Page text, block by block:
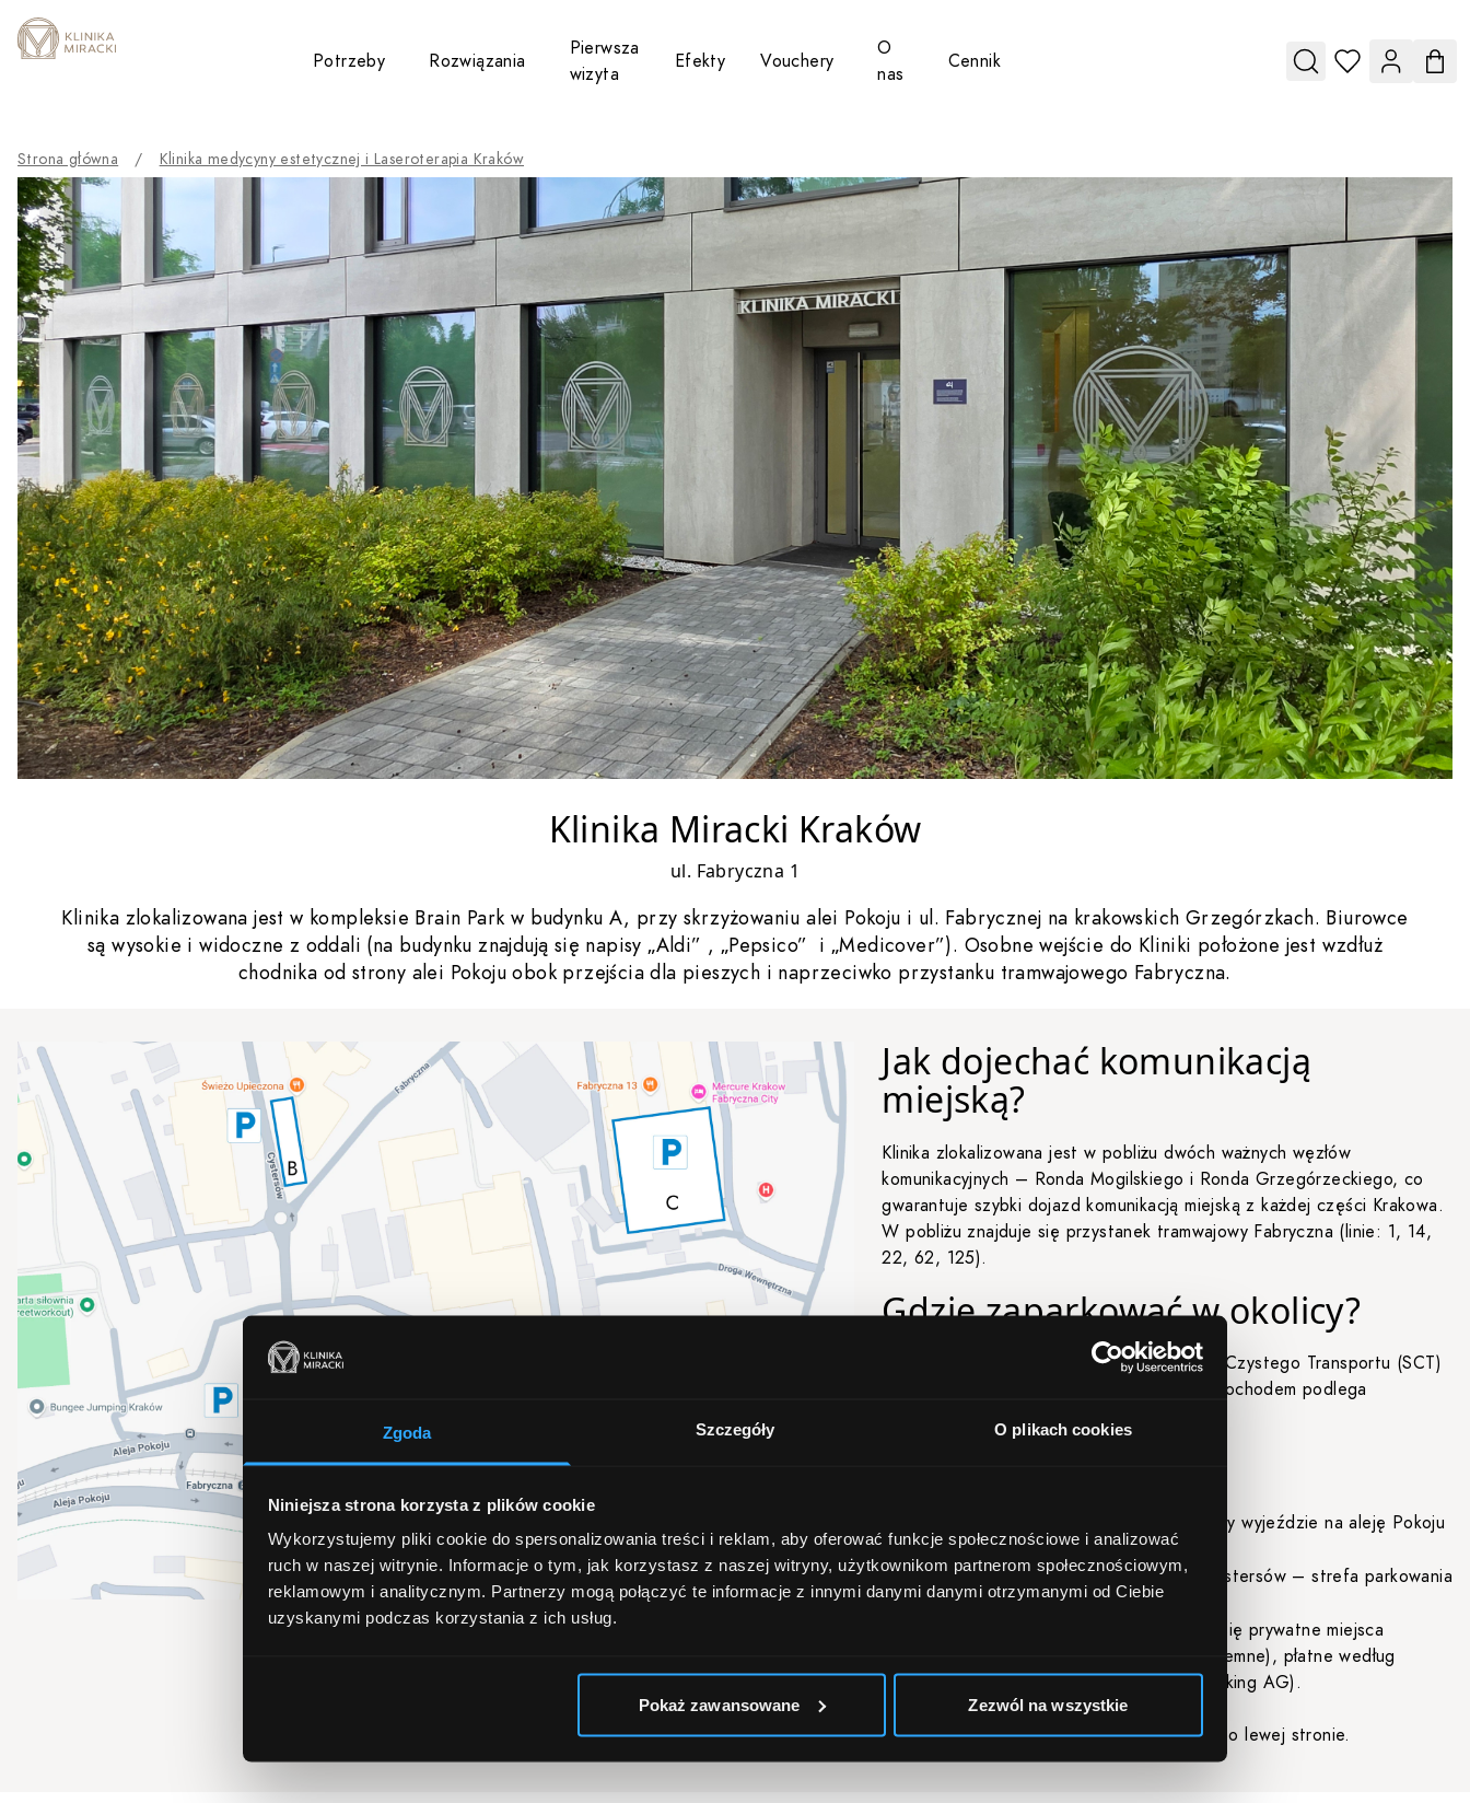
Zgoda Szczegóły O plikach cookies
Niniejsza strona korzysta z plików cookie
Wykorzystujemy pliki cookie do spersonalizowania treści i reklam, aby oferować funkcje społecznościowe i analizować
ruch w naszej witrynie. Informacje o tym, jak korzystasz z naszej witryny, użytkownikom partnerom społecznościowym,
reklamowym i analitycznym. Partnerzy mogą połączyć te informacje z innymi danymi danymi otrzymanymi od Ciebie
uzyskanymi podczas korzystania z ich usług.
Pokaż zawansowane Zezwól na wszystkie
Przejdź do treści
Potrzeby Toggle submenu for Potrzeby
Rozwiązania Toggle submenu for Rozwiązania
Pierwsza
wizyta
Efekty Vouchery Toggle submenu for Vouchery
O
nas
Toggle submenu for O nas
Cennik
Strona główna / Klinika medycyny estetycznej i Laseroterapia Kraków
Klinika Miracki Kraków
ul. Fabryczna 1
Klinika zlokalizowana jest w kompleksie Brain Park w budynku A, przy skrzyżowaniu alei Pokoju i ul. Fabrycznej na krakowskich Grzegórzkach. Biurowce
są wysokie i widoczne z oddali (na budynku znajdują się napisy „Aldi” , „Pepsico” i „Medicover”). Osobne wejście do Kliniki położone jest wzdłuż
chodnika od strony alei Pokoju obok przejścia dla pieszych i naprzeciwko przystanku tramwajowego Fabryczna.
Jak dojechać komunikacją
miejską?
Klinika zlokalizowana jest w pobliżu dwóch ważnych węzłów
komunikacyjnych – Ronda Mogilskiego i Ronda Grzegórzeckiego, co
gwarantuje szybki dojazd komunikacją miejską z każdej części Krakowa.
W pobliżu znajduje się przystanek tramwajowy Fabryczna (linie: 1, 14,
22, 62, 125).
Gdzie zaparkować w okolicy?
Ulica Fabryczna znajduje się w głębi Strefy Czystego Transportu (SCT)
w Krakowie, dlatego wjazd w ten rejon samochodem podlega
. najbliższy parking przy ul. Fabrycznej przy wyjeździe na aleję Pokoju
– strefa parkowania C,
B. płatne miejsca parkingowe wzdłuż ul. Cystersów – strefa parkowania
C,
. przy kompleksie Fabryczna 13, znajdują się prywatne miejsca
parkingowe niestrzeżone (naziemne i podziemne), płatne według
odrębnego cennika operatora (APCOA Parking AG).
Miejsca parkingowe zaznaczono na mapie po lewej stronie.